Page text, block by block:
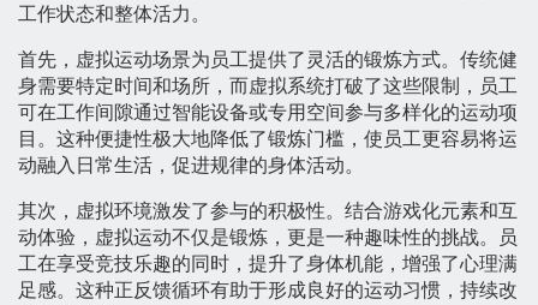
工作状态和整体活力。
首先，虚拟运动场景为员工提供了灵活的锻炼方式。传统健
身需要特定时间和场所，而虚拟系统打破了这些限制，员工
可在工作间隙通过智能设备或专用空间参与多样化的运动项
目。这种便捷性极大地降低了锻炼门槛，使员工更容易将运
动融入日常生活，促进规律的身体活动。
其次，虚拟环境激发了参与的积极性。结合游戏化元素和互
动体验，虚拟运动不仅是锻炼，更是一种趣味性的挑战。员
工在享受竞技乐趣的同时，提升了身体机能，增强了心理满
足感。这种正反馈循环有助于形成良好的运动习惯，持续改